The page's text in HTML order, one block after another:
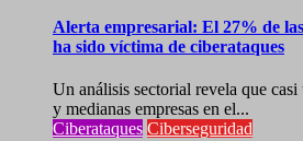
Alerta empresarial: El 27% de
ha sido víctima de ciberataques
Un análisis sectorial revela que
y medianas empresas en el...
Ciberataques Ciberseguridad